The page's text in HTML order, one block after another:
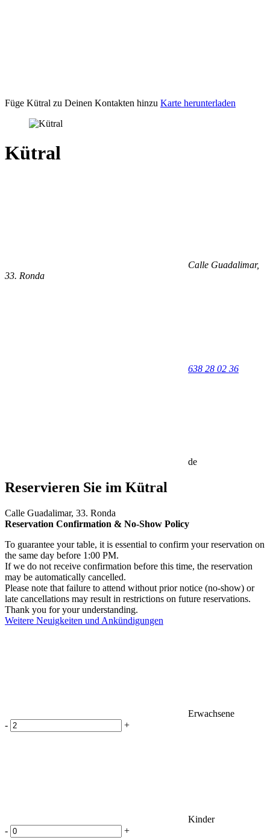
Füge Kütral zu Deinen Kontakten hinzu Karte herunterladen
Kütral
Calle Guadalimar,
33. Ronda
638 28 02 36
de
Reservieren Sie im Kütral
Calle Guadalimar, 33. Ronda
Reservation Confirmation & No-Show Policy
To guarantee your table, it is essential to confirm your reservation on
the same day before 1:00 PM.
If we do not receive confirmation before this time, the reservation
may be automatically cancelled.
Please note that failure to attend without prior notice (no-show) or
late cancellations may result in restrictions on future reservations.
Thank you for your understanding.
Weitere Neuigkeiten und Ankündigungen
Erwachsene
-
+
Kinder
-
+